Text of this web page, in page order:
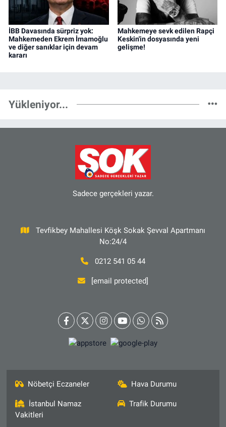
İBB Davasında sürpriz yok:
Mahkemeden Ekrem İmamoğlu
ve diğer sanıklar için devam
kararı
Mahkemeye sevk edilen Rapçi
Keskin'in dosyasında yeni
gelişme!
Yükleniyor...
Sadece gerçekleri yazar.
Tevfikbey Mahallesi Köşk Sokak Şevval Apartmanı
No:24/4
0212 541 05 44
[email protected]
Nöbetçi Eczaneler Hava Durumu
İstanbul Namaz
Vakitleri
Trafik Durumu